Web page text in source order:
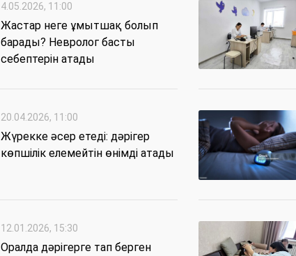
4.05.2026, 11:00
Жастар неге ұмытшақ болып
барады? Невролог басты
себептерін атады
20.04.2026, 11:00
Жүрекке әсер етеді: дәрігер
көпшілік елемейтін өнімді атады
12.01.2026, 15:30
Оралда дәрігерге тап берген